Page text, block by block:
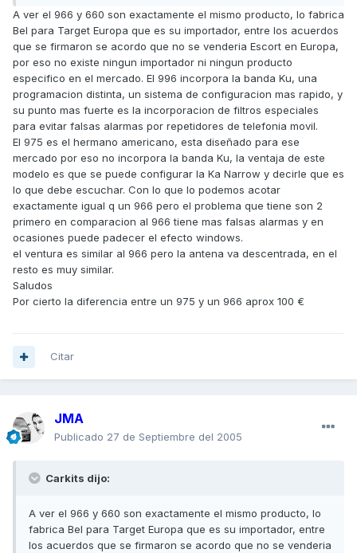
A ver el 966 y 660 son exactamente el mismo producto, lo fabrica
Bel para Target Europa que es su importador, entre los acuerdos
que se firmaron se acordo que no se venderia Escort en Europa,
por eso no existe ningun importador ni ningun producto
especifico en el mercado. El 996 incorpora la banda Ku, una
programacion distinta, un sistema de configuracion mas rapido, y
su punto mas fuerte es la incorporacion de filtros especiales
para evitar falsas alarmas por repetidores de telefonia movil.
El 975 es el hermano americano, esta diseñado para ese
mercado por eso no incorpora la banda Ku, la ventaja de este
modelo es que se puede configurar la Ka Narrow y decirle que es
lo que debe escuchar. Con lo que lo podemos acotar
exactamente igual q un 966 pero el problema que tiene son 2
primero en comparacion al 966 tiene mas falsas alarmas y en
ocasiones puede padecer el efecto windows.
el ventura es similar al 966 pero la antena va descentrada, en el
resto es muy similar.
Saludos
Por cierto la diferencia entre un 975 y un 966 aprox 100 €
Citar
JMA
Publicado 27 de Septiembre del 2005
Carkits dijo:
A ver el 966 y 660 son exactamente el mismo producto, lo
fabrica Bel para Target Europa que es su importador, entre
los acuerdos que se firmaron se acordo que no se venderia